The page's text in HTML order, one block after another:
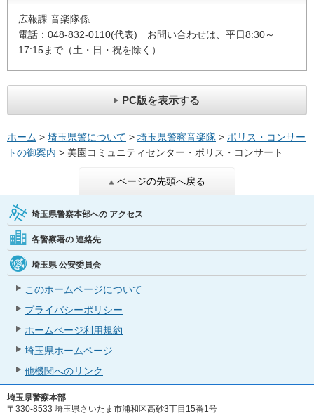
広報課 音楽隊係
電話：048-832-0110(代表) お問い合わせは、平日8:30～
17:15まで（土・日・祝を除く）
PC版を表示する
ホーム > 埼玉県警について > 埼玉県警察音楽隊 > ポリス・コンサー
トの御案内 > 美園コミュニティセンター・ポリス・コンサート
ページの先頭へ戻る
埼玉県警察本部への アクセス
各警察署の 連絡先
埼玉県 公安委員会
このホームページについて
プライバシーポリシー
ホームページ利用規約
埼玉県ホームページ
他機関へのリンク
埼玉県警察本部
〒330-8533 埼玉県さいたま市浦和区高砂3丁目15番1号